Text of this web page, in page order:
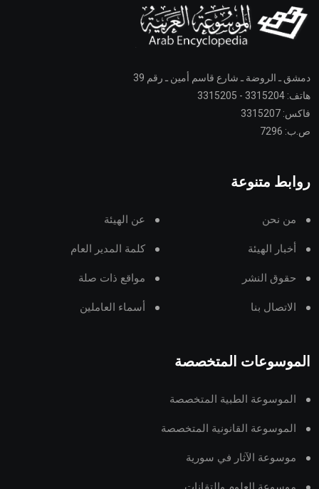
دمشق ـ الروضة ـ شارع قاسم أمين ـ رقم 39
هاتف: 3315204 - 3315205
فاكس: 3315207
ص.ب: 7296
روابط متنوعة
من نحن عن الهيئة
أخبار الهيئة كلمة المدير العام
حقوق النشر مواقع ذات صلة
الاتصال بنا أسماء العاملين
الموسوعات المتخصصة
الموسوعة الطبية المتخصصة
الموسوعة القانونية المتخصصة
موسوعة الآثار في سورية